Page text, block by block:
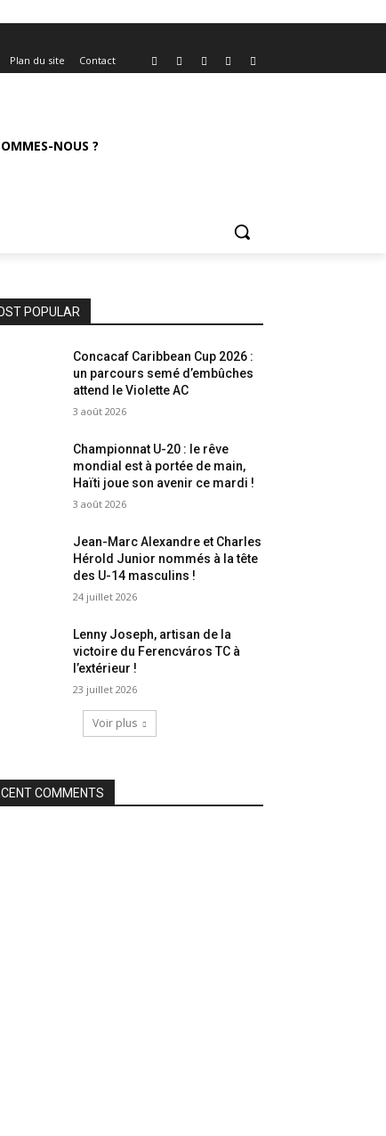
Plan du site Contact
NOUS ?
POPULAR
Concacaf Caribbean Cup 2026 :
un parcours semé d’embûches
attend le Violette AC
3 août 2026
Championnat U-20 : le rêve
mondial est à portée de main,
Haïti joue son avenir ce mardi !
3 août 2026
Jean-Marc Alexandre et Charles
Hérold Junior nommés à la tête
des U-14 masculins !
24 juillet 2026
Lenny Joseph, artisan de la
victoire du Ferencváros TC à
l’extérieur !
23 juillet 2026
Voir plus
COMMENTS